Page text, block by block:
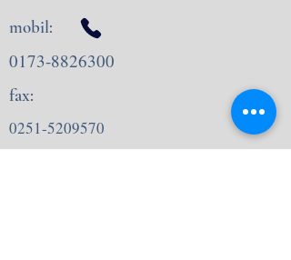
mobil:
0173-8826300
fax:
0251-5209570